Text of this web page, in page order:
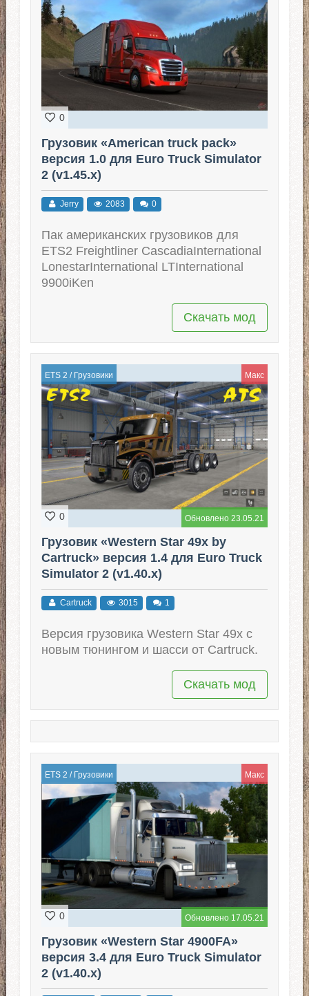
0
Грузовик «American truck pack»
версия 1.0 для Euro Truck Simulator
2 (v1.45.x)
Jerry 2083 0
Пак американских грузовиков для
ETS2 Freightliner CascadiaInternational
LonestarInternational LTInternational
9900iKen
Скачать мод
ETS 2 / Грузовики Макс
Обновлено 23.05.21
0
Грузовик «Western Star 49x by
Cartruck» версия 1.4 для Euro Truck
Simulator 2 (v1.40.x)
Cartruck 3015 1
Версия грузовика Western Star 49х с
новым тюнингом и шасси от Cartruck.
Скачать мод
ETS 2 / Грузовики Макс
Обновлено 17.05.21
0
Грузовик «Western Star 4900FA»
версия 3.4 для Euro Truck Simulator
2 (v1.40.x)